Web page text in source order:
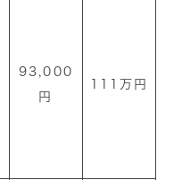
93,000
円
111万円